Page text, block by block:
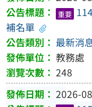
重要
補名單
最新消
教務處
248
2026-